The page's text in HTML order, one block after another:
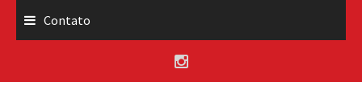
Contato